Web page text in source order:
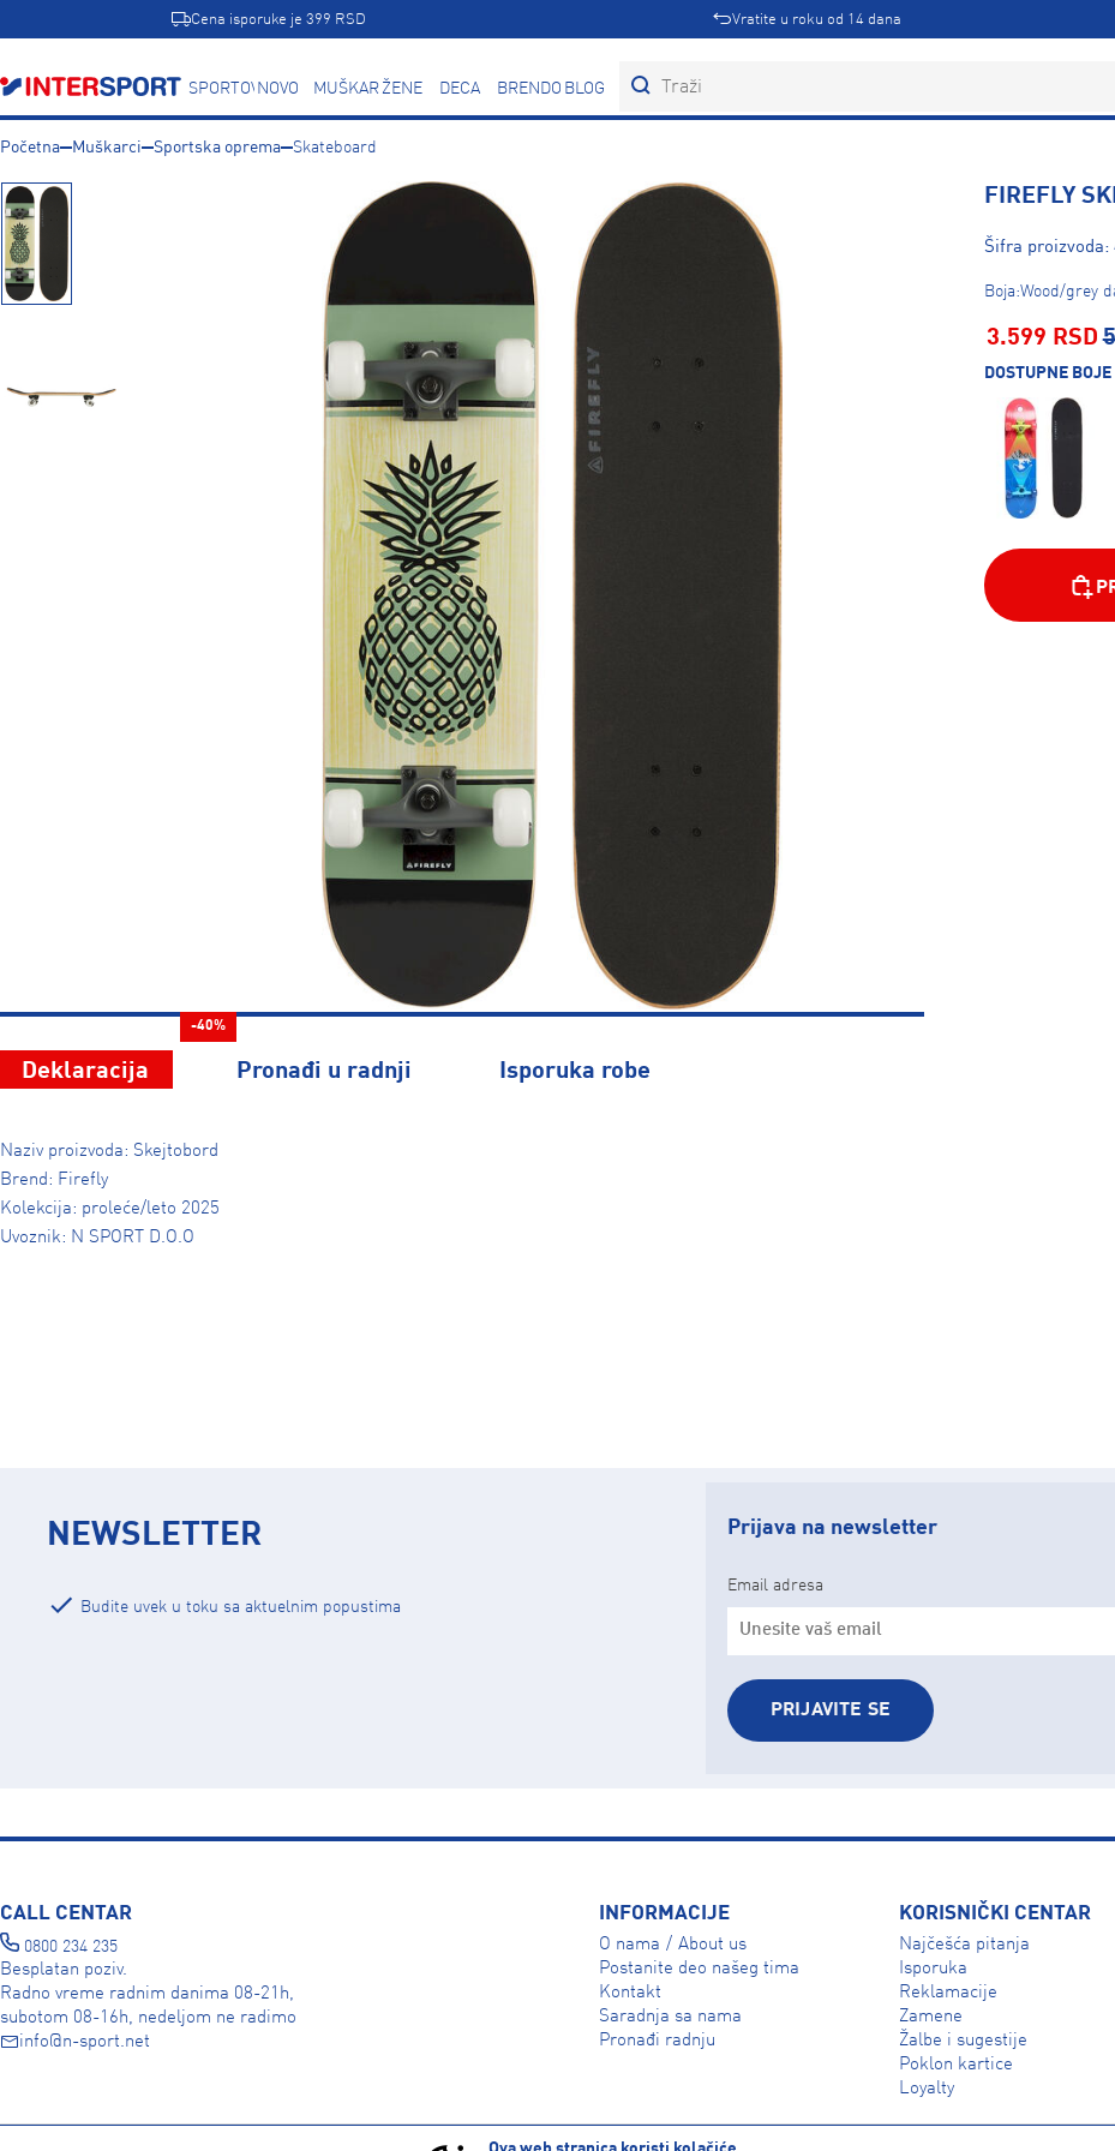
Cena isporuke je 399 RSD Vratite u roku od 14 dana
SPORTOVINOVO MUŠKARCIŽENE DECA BRENDOVIBLOG
Početna Muškarci Sportska oprema Skateboard
-40%
Deklaracija Pronađi u radnji Isporuka robe
Naziv proizvoda: Skejtobord
Brend: Firefly
Kolekcija: proleće/leto 2025
Uvoznik: N SPORT D.O.O
FIREFLY
Šifra proizvoda:
Boja:Wood/grey
3.599 RSD
DOSTUPNE BOJE
NEWSLETTER
Budite uvek u toku sa aktuelnim popustima
Prijava na newsletter
Email adresa
PRIJAVITE SE
CALL CENTAR
0800 234 235
Besplatan poziv.
Radno vreme radnim danima 08-21h,
subotom 08-16h, nedeljom ne radimo
info@n-sport.net
INFORMACIJE
O nama / About us
Postanite deo našeg tima
Kontakt
Saradnja sa nama
Pronađi radnju
KORISNIČKI CENTAR
Najčešća pitanja
Isporuka
Reklamacije
Zamene
Žalbe i sugestije
Poklon kartice
Loyalty